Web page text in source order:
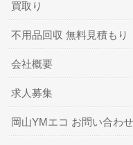
買取り
不用品回収 無料見積もり
会社概要
求人募集
岡山YMエコ お問い合わせ